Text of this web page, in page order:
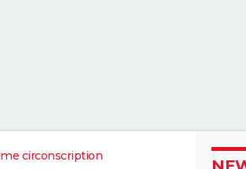
circonscription